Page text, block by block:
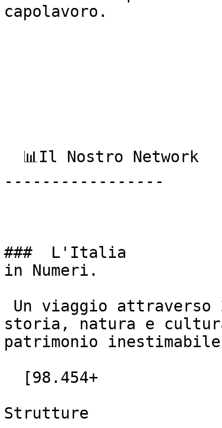
capolavoro.
-----------------
###  L'Italia
in Numeri.
storia, natura e
patrimonio
Strutture